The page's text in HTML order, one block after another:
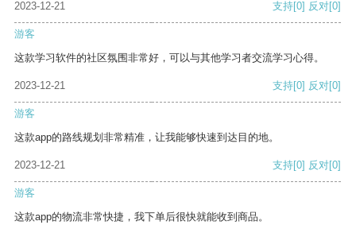
2023-12-21 支持[0] 反对[0]
游客
这款学习软件的社区氛围非常好，可以与其他学习者交流学习心得。
2023-12-21 支持[0] 反对[0]
游客
这款app的路线规划非常精准，让我能够快速到达目的地。
2023-12-21 支持[0] 反对[0]
游客
这款app的物流非常快捷，我下单后很快就能收到商品。